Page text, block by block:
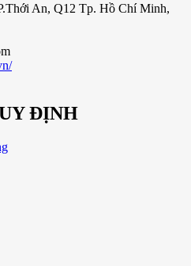
An, Q12 Tp. Hồ Chí Minh,
ĐỊNH